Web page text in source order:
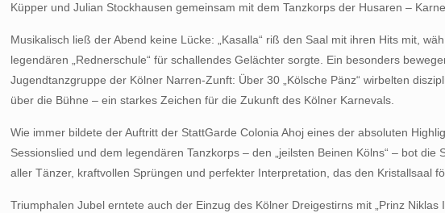
Küpper und Julian Stockhausen gemeinsam mit dem Tanzkorps der Husaren –
Musikalisch ließ der Abend keine Lücke: „Kasalla“ riß den Saal mit ihren Hits mit,
legendären „Rednerschule“ für schallendes Gelächter sorgte. Ein besonders
Jugendtanzgruppe der Kölner Narren-Zunft: Über 30 „Kölsche Pänz“ wirbelten
über die Bühne – ein starkes Zeichen für die Zukunft des Kölner Karnevals.
Wie immer bildete der Auftritt der StattGarde Colonia Ahoj eines der absoluten
Sessionslied und dem legendären Tanzkorps – den „jeilsten Beinen Kölns“ – bot
aller Tänzer, kraftvollen Sprüngen und perfekter Interpretation, das den Kristallsaal
Triumphalen Jubel erntete auch der Einzug des Kölner Dreigestirns mit „Prinz Niklas